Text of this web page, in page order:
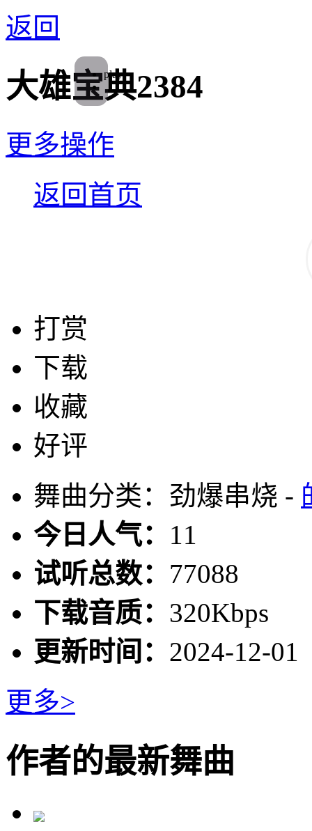
返回
大雄宝典2384
更多操作
返回首页
打赏
下载
收藏
好评
舞曲分类：劲爆串烧 -
今日人气： 11
试听总数： 77088
下载音质： 320Kbps
更新时间： 2024-12-01
更多>
作者的最新舞曲
play